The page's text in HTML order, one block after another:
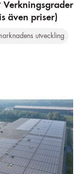
Verkningsgrader
även priser)
utveckling